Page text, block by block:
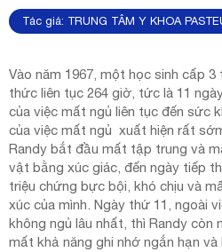
Tác giả: TRUNG TÂM Y KHOA
Vào năm 1967, một học sinh cấp 3
thức liên tục 264 giờ, tức là 11
của việc mất ngủ liên tục đến sức
của việc mất ngủ xuất hiện rất
Randy bắt đầu mất tập trung và
vật bằng xúc giác, đến ngày tiếp
triệu chứng bực bội, khó chịu và
xúc của mình. Ngày thứ 11, ngoài
không ngủ lâu nhất, thì Randy còn
mất khả năng ghi nhớ ngắn hạn